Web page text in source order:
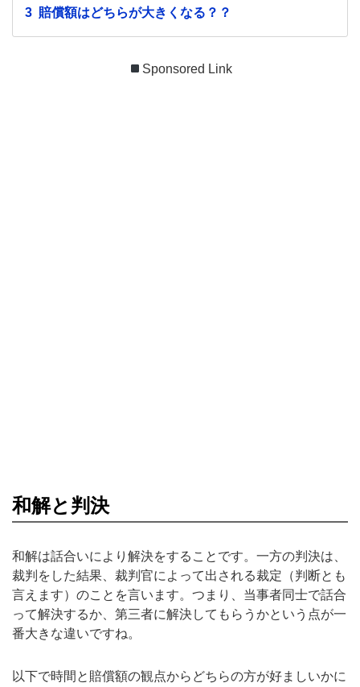
3 賠償額はどちらが大きくなる？？
Sponsored Link
和解と判決
和解は話合いにより解決をすることです。一方の判決は、
裁判をした結果、裁判官によって出される裁定（判断とも
言えます）のことを言います。つまり、当事者同士で話合
って解決するか、第三者に解決してもらうかという点が一
番大きな違いですね。
以下で時間と賠償額の観点からどちらの方が好ましいかに